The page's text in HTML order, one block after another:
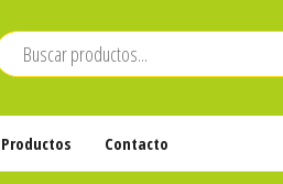
Productos Contacto